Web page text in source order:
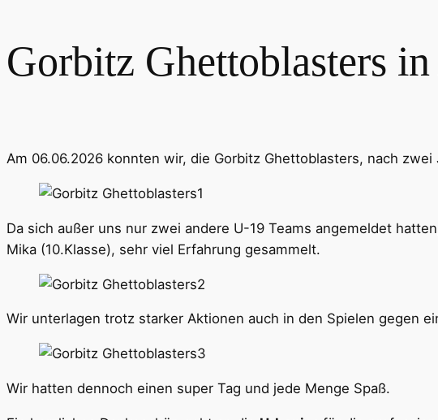
Gorbitz Ghettoblasters
Am 06.06.2026 konnten wir, die Gorbitz Ghettoblasters, nach
Da sich außer uns nur zwei andere U-19 Teams angemeldet
Mika (10.Klasse), sehr viel Erfahrung gesammelt.
Wir unterlagen trotz starker Aktionen auch in den Spielen gegen
Wir hatten dennoch einen super Tag und jede Menge Spaß.